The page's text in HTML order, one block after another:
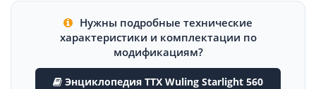
Нужны подробные технические
характеристики и комплектации по
модификациям?
Энциклопедия ТТХ Wuling Starlight 560